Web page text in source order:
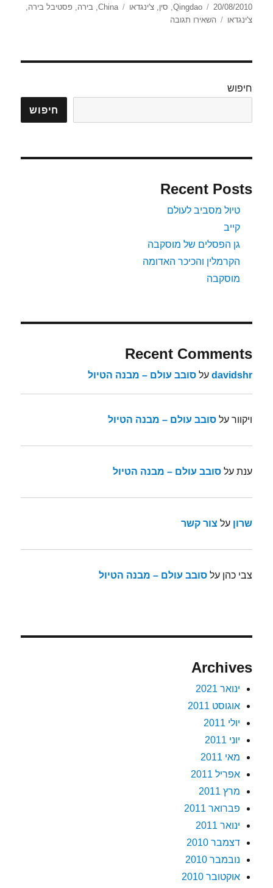
פורסם
בתאריך
20/08/2010 קטגוריות
Qingdao
, סין,צ'ינגדאו תגיות
China
,בירה,פסטיבל בירה,
צ'ינגדאו
השאירו תגובה
חיפוש
חיפוש
Recent Posts
טיול מסביב לעולם
קייב
גן הפסלים של מוסקבה
הקרמלין והכיכר האדומה
מוסקבה
Recent Comments
davidshr עלסובב עולם – מבנה הטיול
ויקוור עלסובב עולם – מבנה הטיול
ענת עלסובב עולם – מבנה הטיול
שרון על צור קשר
צבי כהן עלסובב עולם – מבנה הטיול
Archives
ינואר 2021
אוגוסט 2011
יולי 2011
יוני 2011
מאי 2011
אפריל 2011
מרץ 2011
פברואר 2011
ינואר 2011
דצמבר 2010
נובמבר 2010
אוקטובר 2010